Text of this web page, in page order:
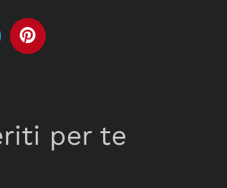
per te